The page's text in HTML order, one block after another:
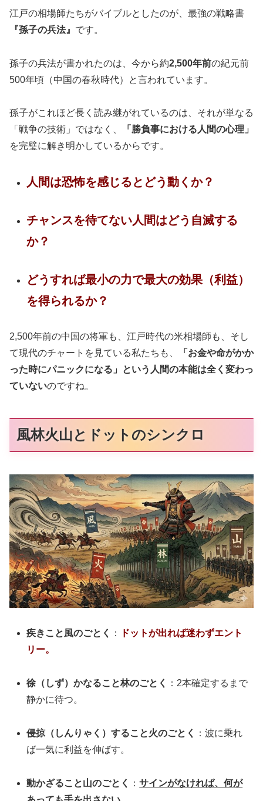
江戸の相場師たちがバイブルとしたのが、最強の戦略書
『孫子の兵法』 です。
孫子の兵法が書かれたのは、今から約2,500年前の紀元前
500年頃（中国の春秋時代）と言われています。
孫子がこれほど長く読み継がれているのは、それが単なる
「戦争の技術」ではなく、
「勝負事における人間の心理」
を完璧に解き明かしているからです。
人間は恐怖を感じるとどう動くか？
チャンスを待てない人間はどう自滅する
か？
どうすれば最小の力で最大の効果（利益）
を得られるか？
2,500年前の中国の将軍も、江戸時代の米相場師も、そし
て現代のチャートを見ている私たちも、
「お金や命がかか
った時にパニックになる」という人間の本能は全く変わっ
ていないのですね。
風林火山とドットのシンクロ
疾きこと風のごとく ：
ドットが出れば迷わずエント
リー。
徐（しず）かなること林のごとく
：2本確定するまで
静かに待つ。
侵掠（しんりゃく）すること火のごとく
：波に乗れ
ば一気に利益を伸ばす。
動かざること山のごとく ：サインがなければ、何が